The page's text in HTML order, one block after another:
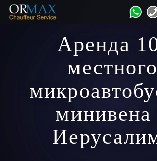
Аренда
местного
минивена